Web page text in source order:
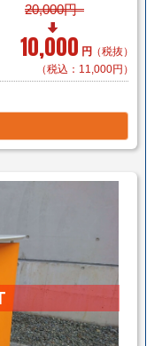
20,000円
10,000 円 （税抜）
（税込：11,000円）